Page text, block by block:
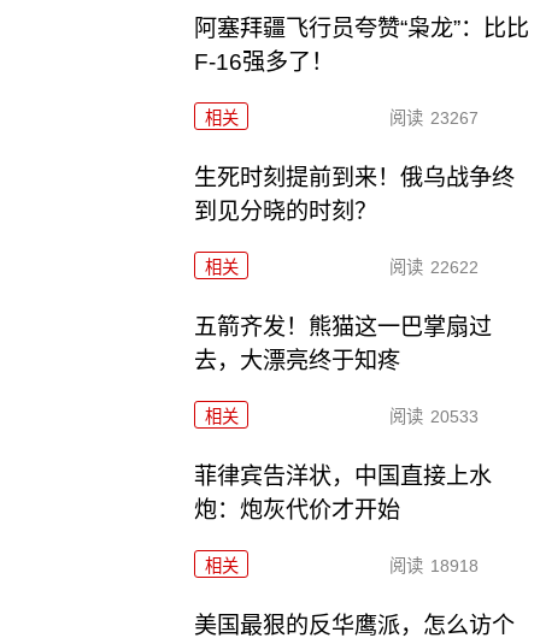
阿塞拜疆飞行员夸赞“枭龙”：比比
F-16强多了！
相关 阅读 23267
生死时刻提前到来！俄乌战争终
到见分晓的时刻？
相关 阅读 22622
五箭齐发！熊猫这一巴掌扇过
去，大漂亮终于知疼
相关 阅读 20533
菲律宾告洋状，中国直接上水
炮：炮灰代价才开始
相关 阅读 18918
美国最狠的反华鹰派，怎么访个